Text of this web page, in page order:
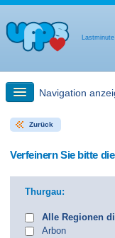
Navigation
Schnellsuche
Zurück
Verfeinern Sie bitte
Thurgau:
Alle Regionen
Arbon